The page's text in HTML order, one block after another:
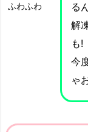
ふわふわ
る
解
も!
今
ゃ